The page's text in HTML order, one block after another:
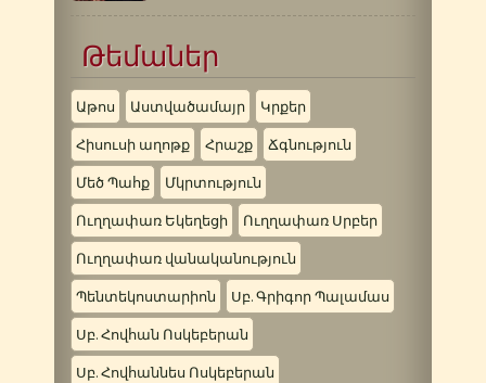
Թեմաներ
Աթոս Աստվածամայր Կրքեր
Հիսուսի աղոթք Հրաշք Ճգնություն
Մեծ Պահք Մկրտություն
Ուղղափառ Եկեղեցի Ուղղափառ Սրբեր
Ուղղափառ վանականություն
Պենտեկոստարիոն Սբ. Գրիգոր Պալամաս
Սբ. Հովհան Ոսկեբերան
Սբ. Հովհաննես Ոսկեբերան